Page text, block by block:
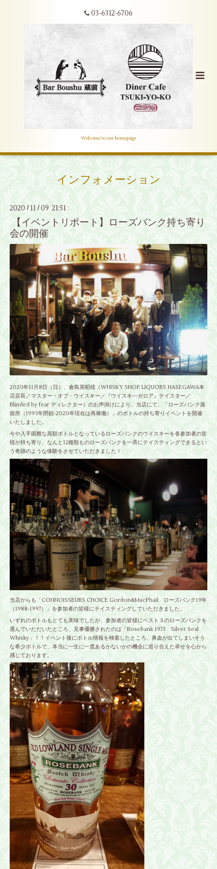
03-6312-6706
Welcome to our homepage
インフォメーション
2020 / 11 /09 21:51
【イベントリポート】ローズバンク持ち寄り
会の開催
2020年11月8日（日）、 倉島英昭様（WHISKY SHOP LIQUORS HASEGAWA本
店店長／マスター・オブ・ウイスキー／『ウイスキ―ガロア』テイスター／
Blinded by fear ディレクター） のお声掛けにより、当店にて、「ローズバンク蒸
留所（1993年閉鎖-2020年現在は再稼働）」のボトルの持ち寄りイベントを開催
いたしました。
今や入手困難な高額ボトルとなっているローズバンクのウイスキーを各参加者の皆
様が持ち寄り、なんと12種類ものローズバンクを一斉にテイスティングできるとい
う奇跡のような体験をさせていただきました！
当店からも「CONNOISSEURS CHOICE Gordon&MacPhail ローズバンク19年
（1988-1997）」を参加者の皆様にテイスティングしていただきました。
いずれのボトルもとても美味でしたが、参加者の皆様にベスト３のローズバンクを
選んでいただいたところ、見事優勝されたのは「Rosebank 1975 Silver Seal
Whisky」！！イベント後にボトル情報を検索したところ、鼻血が出てしまいそう
な希少ボトルで、本当に一生に一度あるかないかの機会に巡り合えた幸せを心から
感じております。